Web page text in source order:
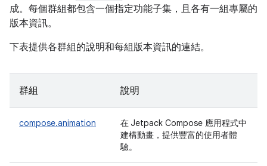
成。每個群組都包含一個指定功能子集，且各有一組專屬的
版本資訊。
下表提供各群組的說明和每組版本資訊的連結。
群組 說明
compose.animation
在 Jetpack Compose 應用程式中
建構動畫，提供豐富的使用者體
驗。